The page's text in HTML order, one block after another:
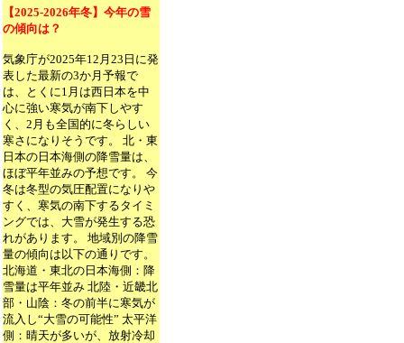
【2025-2026年冬】今年の雪
の傾向は？
気象庁が2025年12月23日に発
表した最新の3か月予報で
は、とくに1月は西日本を中
心に強い寒気が南下しやす
く、2月も全国的に冬らしい
寒さになりそうです。 北・東
日本の日本海側の降雪量は、
ほぼ平年並みの予想です。 今
冬は冬型の気圧配置になりや
すく、寒気の南下するタイミ
ングでは、大雪が発生する恐
れがあります。 地域別の降雪
量の傾向は以下の通りです。
北海道・東北の日本海側：降
雪量は平年並み 北陸・近畿北
部・山陰：冬の前半に寒気が
流入し“大雪の可能性” 太平洋
側：晴天が多いが、放射冷却